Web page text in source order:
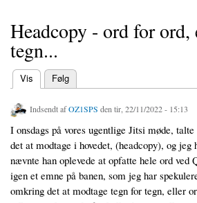
Headcopy - ord for
tegn...
Primære faneblade
Vis
(aktiv fane) Følg
Indsendt afOZ1SPS den tir, 22/11/2022 - 15:13
I onsdags på vores ugentlige Jitsi møde,
det at modtage i hovedet, (headcopy), og
nævnte han oplevede at opfatte hele ord ved
igen et emne på banen, som jeg har
omkring det at modtage tegn for tegn, eller